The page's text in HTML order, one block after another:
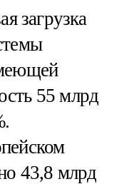
загрузка
55 млрд
43,8 млрд